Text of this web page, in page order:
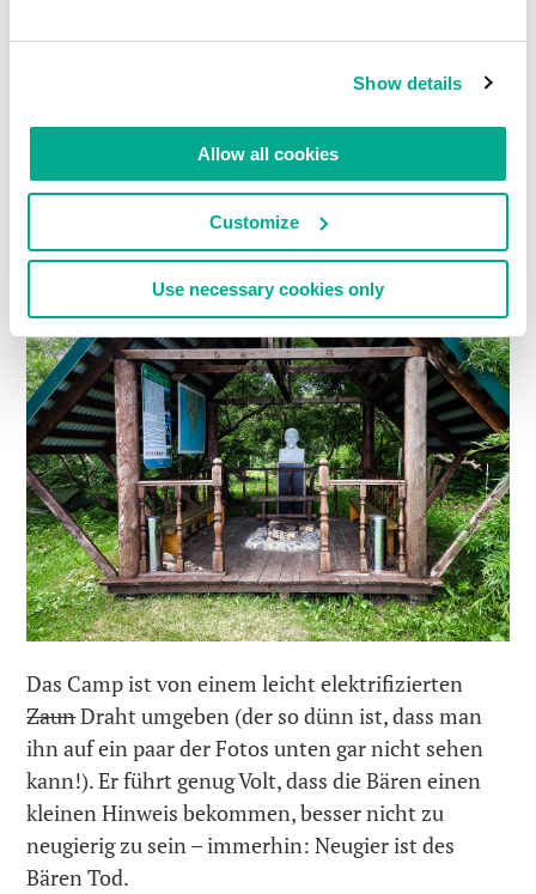
Show details
Allow all cookies
Customize
Use necessary cookies only
Das Camp ist von einem leicht elektrifizierten
ZaunDraht umgeben (der so dünn ist, dass man
ihn auf ein paar der Fotos unten gar nicht sehen
kann!). Er führt genug Volt, dass die Bären einen
kleinen Hinweis bekommen, besser nicht zu
neugierig zu sein – immerhin: Neugier ist des
Bären Tod.